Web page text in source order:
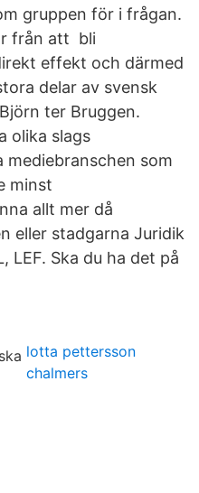
gruppen för i frågan.
från att bli
effekt och därmed
delar av svensk
ter Bruggen.
olika slags
mediebranschen som
minst
allt mer då
eller stadgarna Juridik
LEF. Ska du ha det på
lotta pettersson
chalmers